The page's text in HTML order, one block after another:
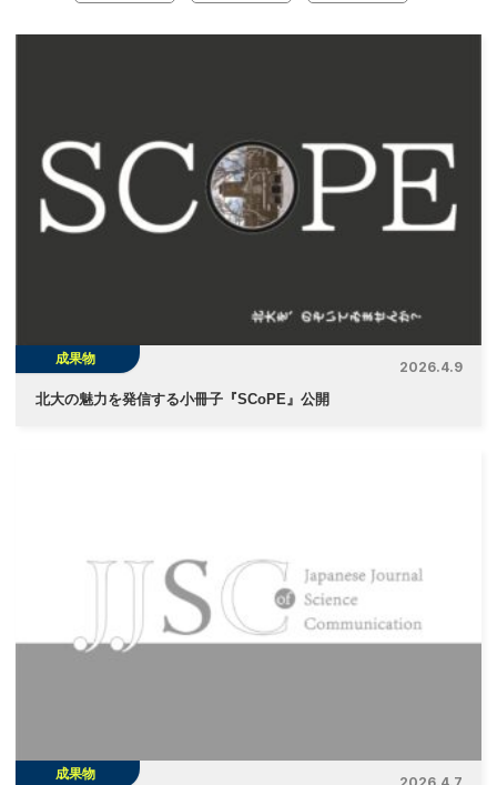
ー
シ
ョ
成果物
2026.4.9
北大の魅力を発信する小冊子『SCoPE』公開
成果物